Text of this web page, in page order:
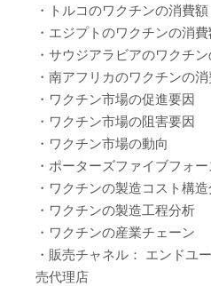
・トルコのワクチンの消費額
・エジプトのワクチンの消
・サウジアラビアのワクチ
・南アフリカのワクチンの
・ワクチン市場の促進要因
・ワクチン市場の阻害要因
・ワクチン市場の動向
・ポーターズファイブフォ
・ワクチンの製造コスト構
・ワクチンの製造工程分析
・ワクチンの産業チェーン
・販売チャネル： エンドユ
売代理店